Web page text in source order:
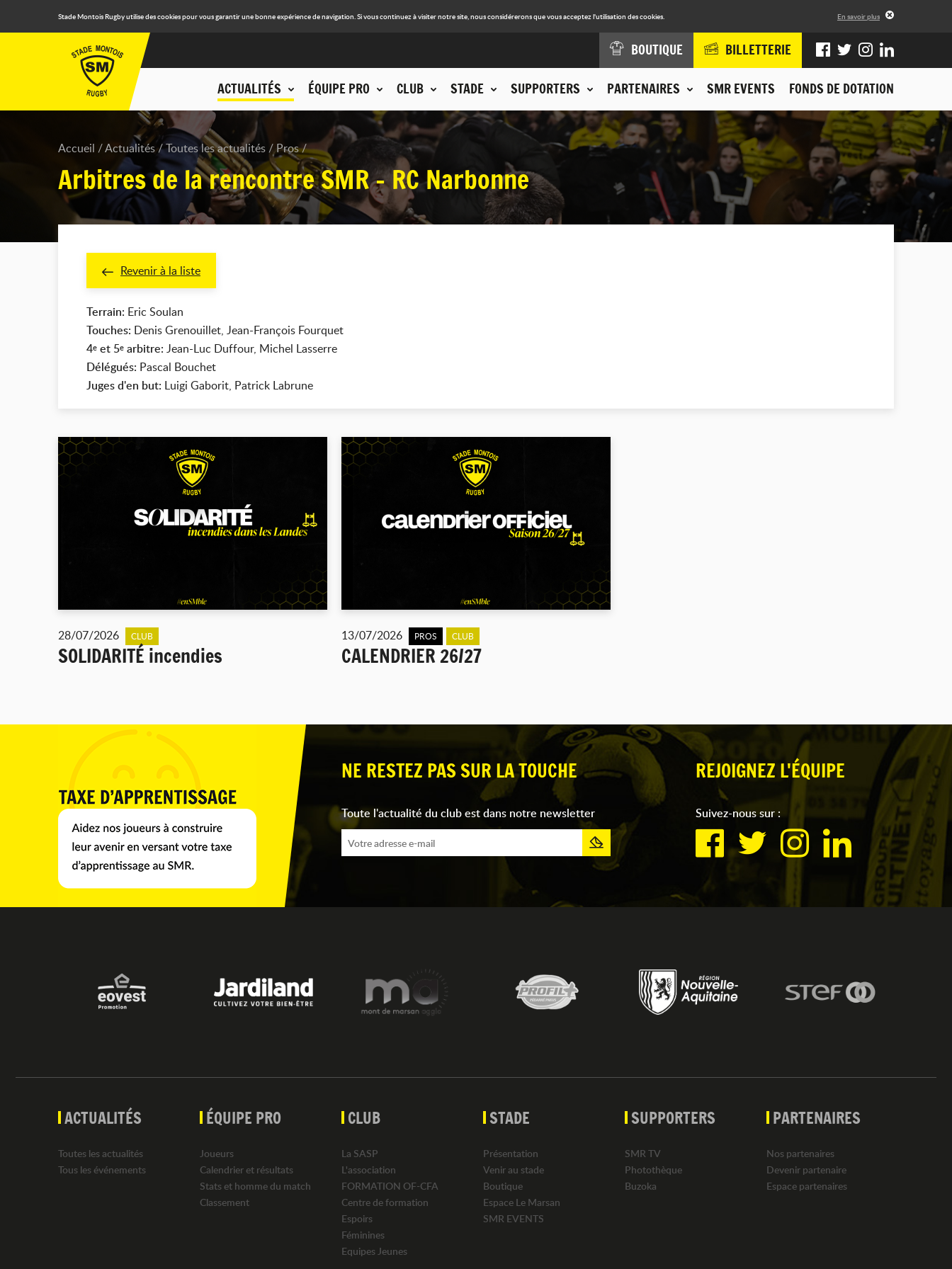
Stade Montois Rugby utilise des cookies pour vous garantir une bonne expérience de navigation. Si vous continuez à visiter notre site, nous considérerons que vous acceptez l'utilisation des cookies. En savoir plus
ACTUALITÉS ÉQUIPE PRO CLUB STADE SUPPORTERS PARTENAIRES SMR EVENTS FONDS DE DOTATION
BOUTIQUE BILLETTERIE
Accueil Actualités Toutes les actualités Pros
Arbitres de la rencontre SMR - RC Narbonne
Revenir à la liste
Terrain: Eric Soulan
Touches: Denis Grenouillet, Jean-François Fourquet
4e et 5e arbitre: Jean-Luc Duffour, Michel Lasserre
Délégués: Pascal Bouchet
Juges d'en but: Luigi Gaborit, Patrick Labrune
28/07/2026 CLUB
SOLIDARITÉ incendies
13/07/2026 PROS CLUB
CALENDRIER 26/27
NE RESTEZ PAS SUR LA TOUCHE
Toute l'actualité du club est dans notre newsletter
REJOIGNEZ L'ÉQUIPE
Suivez-nous sur :
ACTUALITÉS
Toutes les actualités
Tous les événements
ÉQUIPE PRO
Joueurs
Calendrier et résultats
Stats et homme du match
Classement
CLUB
La SASP
L'association
FORMATION OF-CFA
Centre de formation
Espoirs
Féminines
Equipes Jeunes
STADE
Présentation
Venir au stade
Boutique
Espace Le Marsan
SMR EVENTS
SUPPORTERS
SMR TV
Photothèque
Buzoka
PARTENAIRES
Nos partenaires
Devenir partenaire
Espace partenaires